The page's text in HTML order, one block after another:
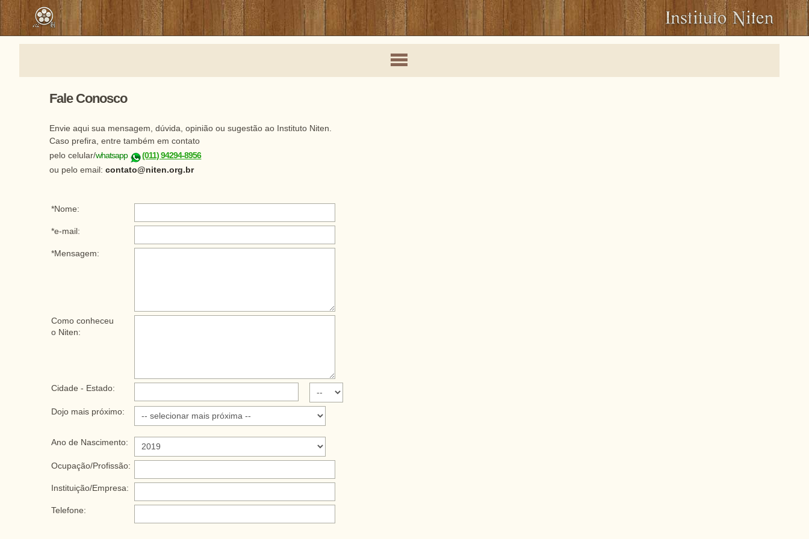
Fale Conosco
Envie aqui sua mensagem, dúvida, opinião ou sugestão ao Instituto Niten.
Caso prefira, entre também em contato
pelo celular/whatsapp
(011) 94294-8956
ou pelo email:contato@niten.org.br
*Nome:
*e-mail:
*Mensagem:
Como conheceu
o Niten:
Cidade - Estado:
Dojo mais próximo:
Ano de Nascimento:
Ocupação/Profissão:
Instituição/Empresa:
Telefone: